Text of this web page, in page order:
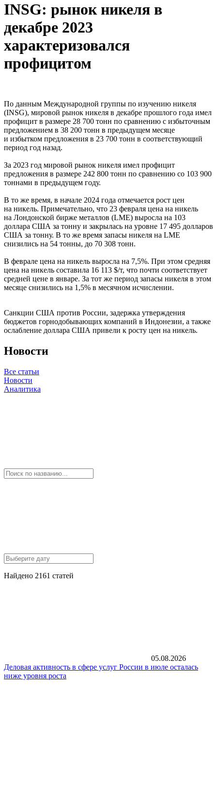
INSG: рынок никеля в
декабре 2023
характеризовался
профицитом
По данным Международной группы по изучению никеля
(INSG), мировой рынок никеля в декабре прошлого года имел
профицит в размере 28 700 тонн по сравнению с избыточным
предложением в 38 200 тонн в предыдущем месяце
и избытком предложения в 23 700 тонн в соответствующий
период год назад.
За 2023 год мировой рынок никеля имел профицит
предложения в размере 242 800 тонн по сравнению со 103 900
тоннами в предыдущем году.
В то же время, в начале 2024 года отмечается рост цен
на никель. Примечательно, что 23 февраля цена на никель
на Лондонской бирже металлов (LME) выросла на 103
доллара США за тонну и закрылась на уровне 17 495 долларов
США за тонну. В то же время запасы никеля на LME
снизились на 54 тонны, до 70 308 тонн.
В феврале цена на никель выросла на 7,5%. При этом средняя
цена на никель составила 16 113 $/т, что почти соответствует
средней цене в январе. За тот же период запасы никеля в этом
месяце снизились на 1,5% в месячном исчислении.
Санкции США против России, задержка утверждения
бюджетов горнодобывающих компаний в Индонезии, а также
ослабление доллара США привели к росту цен на никель.
Новости
Все статьи
Новости
Аналитика
Найдено 2161 статей
05.08.2026
Деловая активность в сфере услуг России в июле осталась
ниже уровня роста